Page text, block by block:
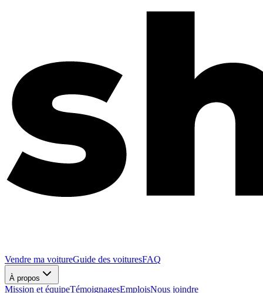
Vendre ma voitureGuide des voituresFAQ
À propos
Mission et équipeTémoignagesEmploisNous joindre